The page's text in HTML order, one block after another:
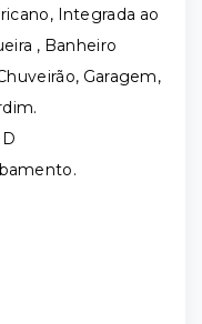
Integrada ao
, Banheiro
Garagem,